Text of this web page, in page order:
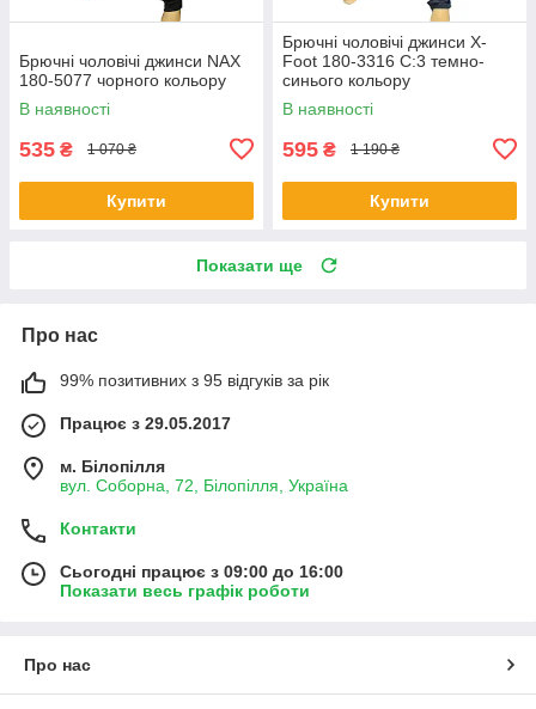
Брючні чоловічі джинси NAX
180-5077 чорного кольору
В наявності
535 ₴ 1 070 ₴
Купити
Брючні чоловічі джинси X-
Foot 180-3316 C:3 темно-
синього кольору
В наявності
595 ₴ 1 190 ₴
Купити
Показати ще
Про нас
99% позитивних з 95 відгуків за рік
Працює з 29.05.2017
м. Білопілля
вул. Соборна, 72, Білопілля, Україна
Контакти
Сьогодні працює з 09:00 до 16:00
Показати весь графік роботи
Про нас